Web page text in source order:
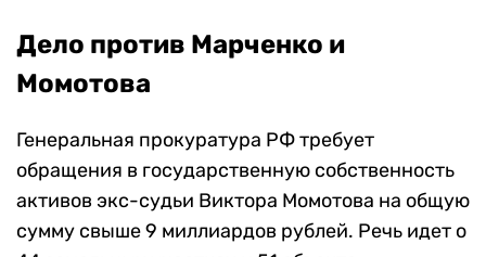
Дело против Марченко и
Момотова
Генеральная прокуратура РФ требует
обращения в государственную собственность
активов экс-судьи Виктора Момотова на общую
сумму свыше 9 миллиардов рублей. Речь идет о